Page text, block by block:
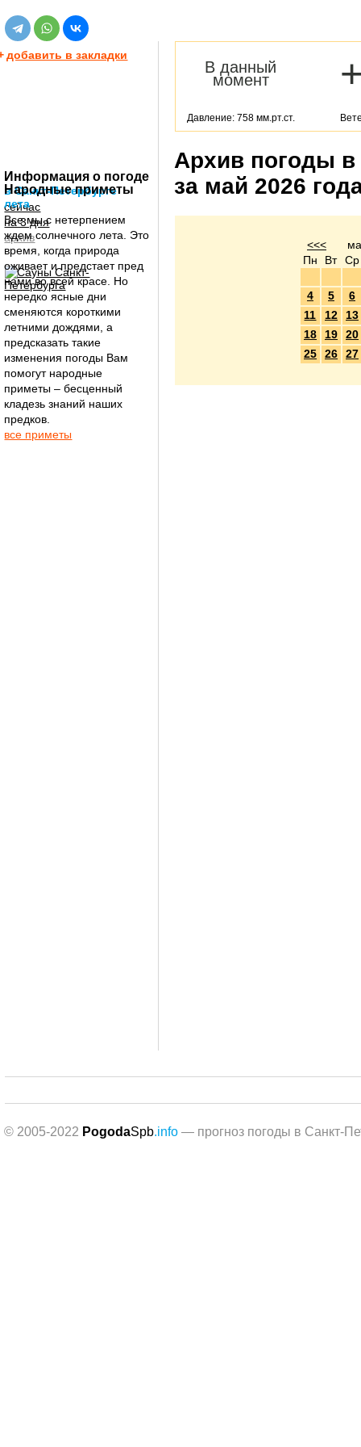
добавить в закладки
Информация о погоде
в Санкт-Петербурге
сейчас
на 3 дня
архив
Народные приметы
лета
Все мы с нетерпением
ждем солнечного лета. Это
время, когда природа
оживает и предстает пред
нами во всей красе. Но
нередко ясные дни
сменяются короткими
летними дождями, а
предсказать такие
изменения погоды Вам
помогут народные
приметы – бесценный
кладезь знаний наших
предков.
все приметы
В данный
момент
Давление: 758 мм.рт.ст.
Архив погоды в
за май 2026
<<<
Пн
Вт Ср
4 5
6
11
12
13
18
19
20
25
26 27
© 2005-2022 PogodaSpb.info — прогноз погоды в Санкт-